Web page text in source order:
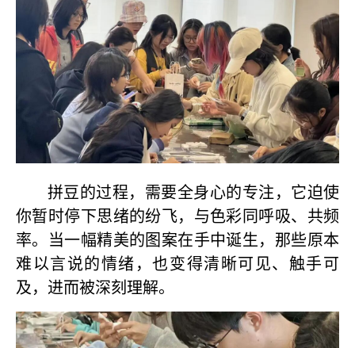
拼豆的过程，需要全身心的专注，它迫使
你暂时停下思绪的纷飞，与色彩同呼吸、共频
率。当一幅精美的图案在手中诞生，那些原本
难以言说的情绪，也变得清晰可见、触手可
及，进而被深刻理解。